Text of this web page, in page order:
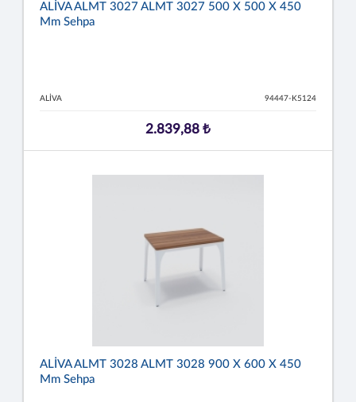
ALİVA ALMT 3027 ALMT 3027 500 X 500 X 450
Mm Sehpa
ALİVA 94447-K5124
2.839,88 ₺
ALİVA ALMT 3028 ALMT 3028 900 X 600 X 450
Mm Sehpa